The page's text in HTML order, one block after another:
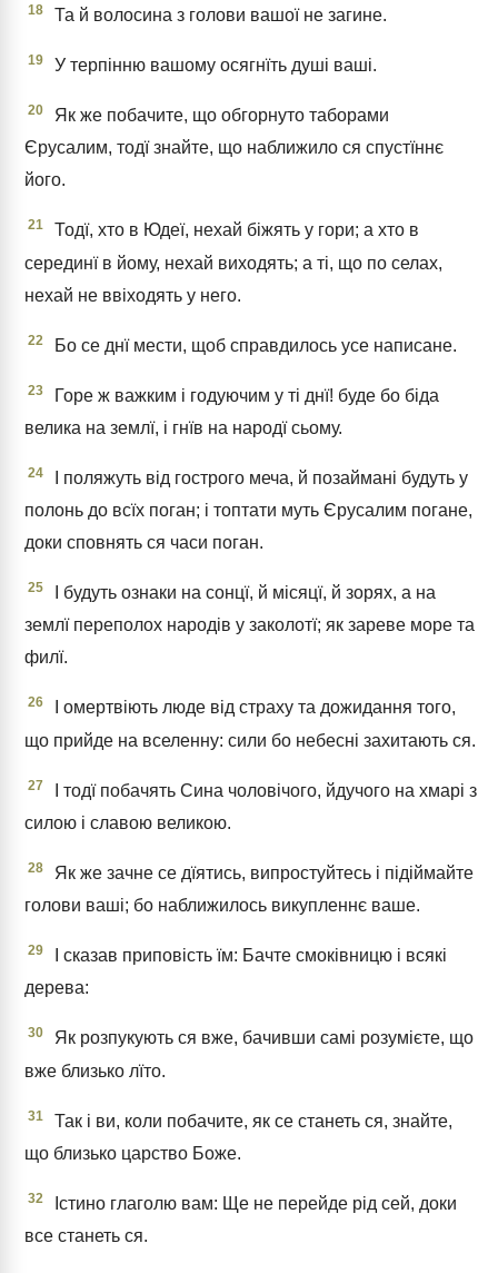
18 Та й волосина з голови вашої не загине.
19 У терпінню вашому осягнїть душі ваші.
20
Як же побачите, що обгорнуто таборами
Єрусалим, тодї знайте, що наближило ся спустїннє
його.
21
Тодї, хто в Юдеї, нехай біжять у гори; а хто в
серединї в йому, нехай виходять; а ті, що по селах,
нехай не ввіходять у него.
22 Бо се днї мести, щоб справдилось усе написане.
23
Горе ж важким і годуючим у ті днї! буде бо біда
велика на землї, і гнїв на народї сьому.
24
І поляжуть від гострого меча, й позаймані будуть у
полонь до всїх поган; і топтати муть Єрусалим погане,
доки сповнять ся часи поган.
25
І будуть ознаки на сонцї, й місяцї, й зорях, а на
землї переполох народів у заколотї; як зареве море та
филї.
26
І омертвіють люде від страху та дожидання того,
що прийде на вселенну: сили бо небесні захитають ся.
27
І тодї побачять Сина чоловічого, йдучого на хмарі з
силою і славою великою.
28
Як же зачне се дїятись, випростуйтесь і підіймайте
голови ваші; бо наближилось викупленнє ваше.
29
І сказав приповість їм: Бачте смоківницю і всякі
дерева:
30
Як розпукують ся вже, бачивши самі розумієте, що
вже близько лїто.
31
Так і ви, коли побачите, як се станеть ся, знайте,
що близько царство Боже.
32
Істино глаголю вам: Ще не перейде рід сей, доки
все станеть ся.